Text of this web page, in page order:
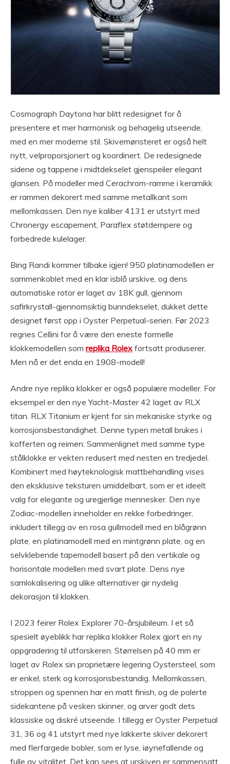
Cosmograph Daytona har blitt redesignet for å
presentere et mer harmonisk og behagelig utseende,
med en mer moderne stil. Skivemønsteret er også helt
nytt, velproporsjonert og koordinert. De redesignede
sidene og tappene i midtdekselet gjenspeiler elegant
glansen. På modeller med Cerachrom-ramme i keramikk
er rammen dekorert med samme metallkant som
mellomkassen. Den nye kaliber 4131 er utstyrt med
Chronergy escapement, Paraflex støtdempere og
forbedrede kulelager.
Bing Randi kommer tilbake igjen! 950 platinamodellen er
sammenkoblet med en klar isblå urskive, og dens
automatiske rotor er laget av 18K gull, gjennom
safirkrystall-gjennomsiktig bunndekselet, dukket dette
designet først opp i Oyster Perpetual-serien. Før 2023
regnes Cellini for å være den eneste formelle
klokkemodellen som replika Rolex fortsatt produserer.
Men nå er det enda en 1908-modell!
Andre nye replika klokker er også populære modeller. For
eksempel er den nye Yacht-Master 42 laget av RLX
titan. RLX Titanium er kjent for sin mekaniske styrke og
korrosjonsbestandighet. Denne typen metall brukes i
kofferten og reimen. Sammenlignet med samme type
stålklokke er vekten redusert med nesten en tredjedel.
Kombinert med høyteknologisk mattbehandling vises
den eksklusive teksturen umiddelbart, som er et ideelt
valg for elegante og uregjerlige mennesker. Den nye
Zodiac-modellen inneholder en rekke forbedringer,
inkludert tillegg av en rosa gullmodell med en blågrønn
plate, en platinamodell med en mintgrønn plate, og en
selvklebende tapemodell basert på den vertikale og
horisontale modellen med svart plate. Dens nye
samlokalisering og ulike alternativer gir nydelig
dekorasjon til klokken.
I 2023 feirer Rolex Explorer 70-årsjubileum. I et så
spesielt øyeblikk har replika klokker Rolex gjort en ny
oppgradering til utforskeren. Størrelsen på 40 mm er
laget av Rolex sin proprietære legering Oystersteel, som
er enkel, sterk og korrosjonsbestandig. Mellomkassen,
stroppen og spennen har en matt finish, og de polerte
sidekantene på vesken skinner, og arver godt dets
klassiske og diskré utseende. I tillegg er Oyster Perpetual
31, 36 og 41 utstyrt med nye lakkerte skiver dekorert
med flerfargede bobler, som er lyse, iøynefallende og
fulle av vitalitet. Det kan sees at urskiven er sammensatt